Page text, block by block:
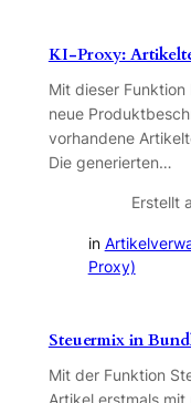
KI-Proxy:
Mit dieser
neue
vorhandene
Die generierten…
Erstellt
in
Proxy)
Steuermix in
Mit der Funktion